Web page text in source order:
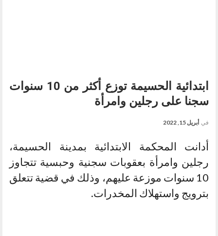
ابتدائية الحسيمة توزع أكثر من 10 سنوات
سجنا على رجلين وامرأة
في أبريل 15, 2022
أدانت المحكمة الابتدائية بمدينة الحسيمة،
رجلين وامرأة بعقوبات سجنية وحبسية تتجاوز
10 سنوات موزعة عليهم، وذلك في قضية تتعلق
بترويج واستهلاك المخدرات.